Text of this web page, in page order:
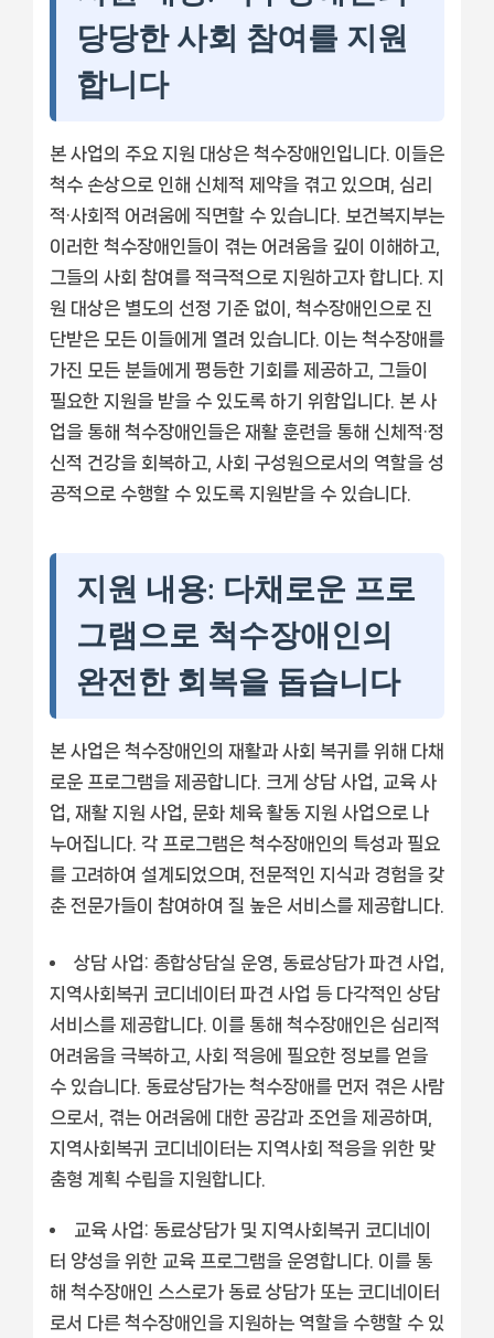
당당한 사회 참여를 지원
합니다
본 사업의 주요 지원 대상은 척수장애인입니다. 이들은
척수 손상으로 인해 신체적 제약을 겪고 있으며, 심리
적·사회적 어려움에 직면할 수 있습니다. 보건복지부는
이러한 척수장애인들이 겪는 어려움을 깊이 이해하고,
그들의 사회 참여를 적극적으로 지원하고자 합니다. 지
원 대상은 별도의 선정 기준 없이, 척수장애인으로 진
단받은 모든 이들에게 열려 있습니다. 이는 척수장애를
가진 모든 분들에게 평등한 기회를 제공하고, 그들이
필요한 지원을 받을 수 있도록 하기 위함입니다. 본 사
업을 통해 척수장애인들은 재활 훈련을 통해 신체적·정
신적 건강을 회복하고, 사회 구성원으로서의 역할을 성
공적으로 수행할 수 있도록 지원받을 수 있습니다.
지원 내용: 다채로운 프로
그램으로 척수장애인의
완전한 회복을 돕습니다
본 사업은 척수장애인의 재활과 사회 복귀를 위해 다채
로운 프로그램을 제공합니다. 크게 상담 사업, 교육 사
업, 재활 지원 사업, 문화 체육 활동 지원 사업으로 나
누어집니다. 각 프로그램은 척수장애인의 특성과 필요
를 고려하여 설계되었으며, 전문적인 지식과 경험을 갖
춘 전문가들이 참여하여 질 높은 서비스를 제공합니다.
상담 사업: 종합상담실 운영, 동료상담가 파견 사업,
지역사회복귀 코디네이터 파견 사업 등 다각적인 상담
서비스를 제공합니다. 이를 통해 척수장애인은 심리적
어려움을 극복하고, 사회 적응에 필요한 정보를 얻을
수 있습니다. 동료상담가는 척수장애를 먼저 겪은 사람
으로서, 겪는 어려움에 대한 공감과 조언을 제공하며,
지역사회복귀 코디네이터는 지역사회 적응을 위한 맞
춤형 계획 수립을 지원합니다.
교육 사업: 동료상담가 및 지역사회복귀 코디네이
터 양성을 위한 교육 프로그램을 운영합니다. 이를 통
해 척수장애인 스스로가 동료 상담가 또는 코디네이터
로서 다른 척수장애인을 지원하는 역할을 수행할 수 있